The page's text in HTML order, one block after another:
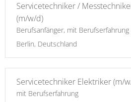
Servicetechniker /
(m/w/d)
Berufsanfänger, mit Berufserfahrung
Berlin, Deutschland
Servicetechniker Elektriker (m/
mit Berufserfahrung